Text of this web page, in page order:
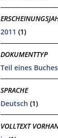
2011 (1)
DOKUMENTTYP
Teil eines
SPRACHE
Deutsch (1)
VOLLTEXT